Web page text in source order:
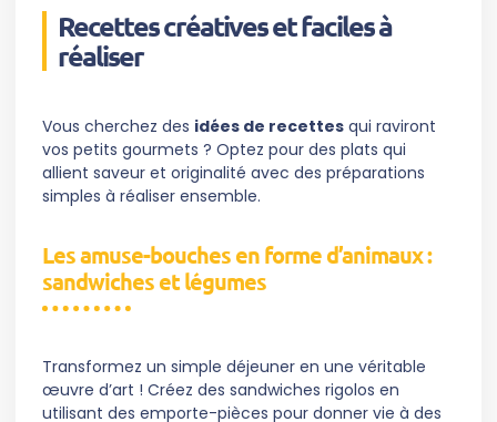
Recettes créatives et faciles à
réaliser
Vous cherchez des idées de recettes qui raviront
vos petits gourmets ? Optez pour des plats qui
allient saveur et originalité avec des préparations
simples à réaliser ensemble.
Les amuse-bouches en forme d’animaux :
sandwiches et légumes
Transformez un simple déjeuner en une véritable
œuvre d’art ! Créez des sandwiches rigolos en
utilisant des emporte-pièces pour donner vie à des